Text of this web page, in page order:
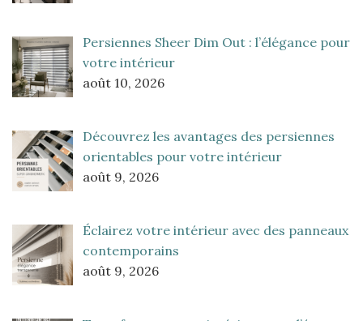
Persiennes Sheer Dim Out : l’élégance pour
votre intérieur
août 10, 2026
Découvrez les avantages des persiennes
orientables pour votre intérieur
août 9, 2026
Éclairez votre intérieur avec des panneaux
contemporains
août 9, 2026